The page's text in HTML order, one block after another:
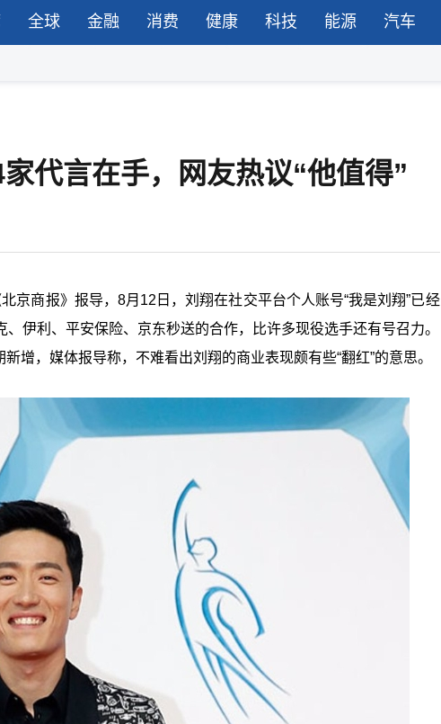
全球 金融 消费 健康 科技 能源 汽车
代言在手，网友热议“他值得”
京商报》报导，8月12日，刘翔在社交平台个人账号“我是刘翔”已经
伊利、平安保险、京东秒送的合作，比许多现役选手还有号召力。
增，媒体报导称，不难看出刘翔的商业表现颇有些“翻红”的意思。